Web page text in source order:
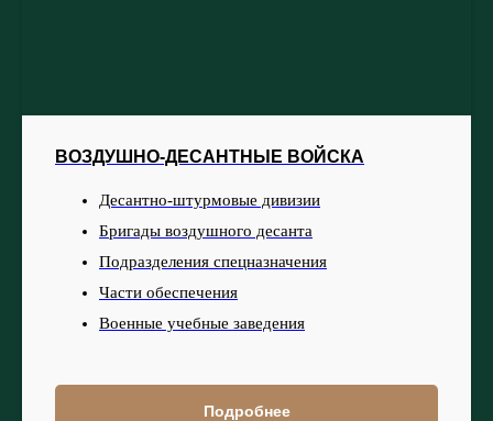
ВОЗДУШНО-ДЕСАНТНЫЕ ВОЙСКА
Десантно-штурмовые дивизии
Бригады воздушного десанта
Подразделения спецназначения
Части обеспечения
Военные учебные заведения
Подробнее